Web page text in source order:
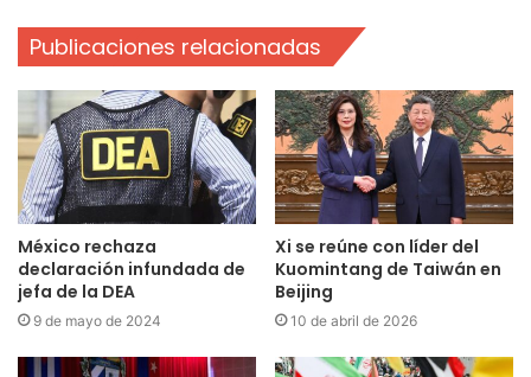
Publicaciones relacionadas
México rechaza
declaración infundada de
jefa de la DEA
9 de mayo de 2024
Xi se reúne con líder del
Kuomintang de Taiwán en
Beijing
10 de abril de 2026